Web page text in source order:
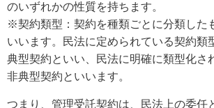
のいずれかの性質を持ちます。
※契約類型：契約を種類ごとに分類した
いいます。民法に定められている契約類
典型契約といい、民法に明確に類型化さ
非典型契約といいます。
つまり、管理受託契約は、民法上の委任